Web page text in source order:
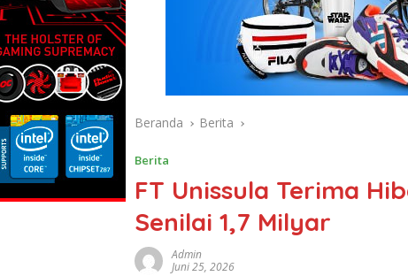
Beranda Berita
Berita
FT Unissula Terima
Senilai 1,7 Milyar
Admin
Juni 25, 2026